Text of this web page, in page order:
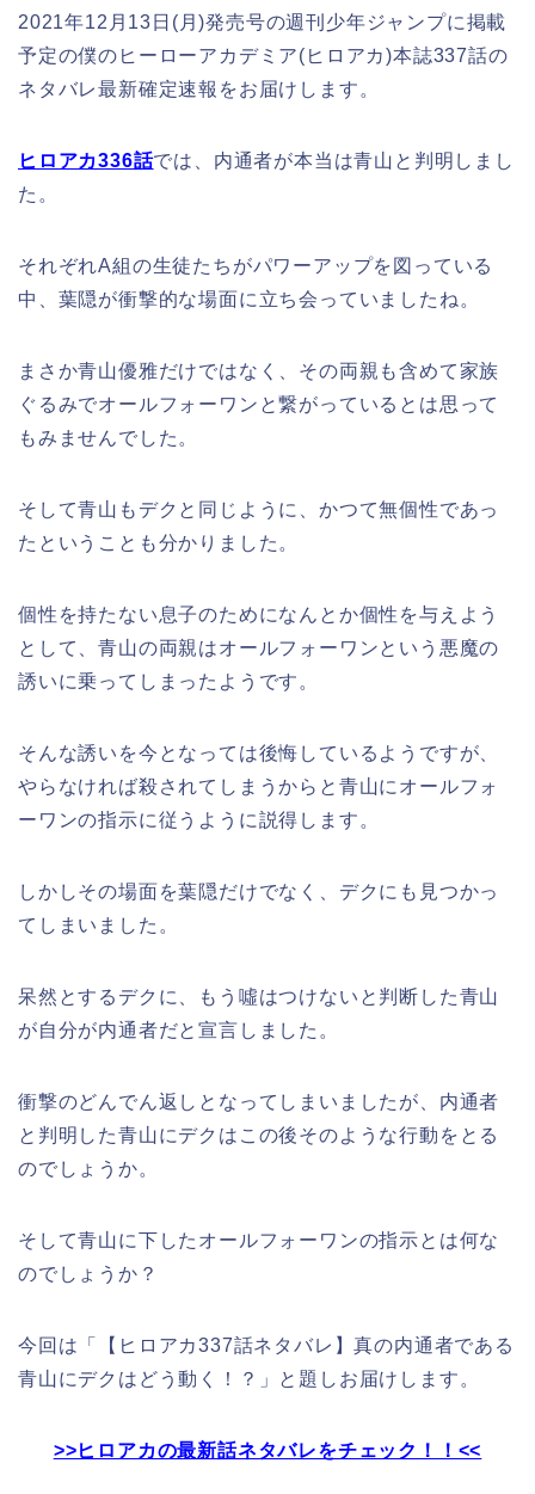
2021年12月13日(月)発売号の週刊少年ジャンプに掲載
予定の僕のヒーローアカデミア(ヒロアカ)本誌337話の
ネタバレ最新確定速報をお届けします。
ヒロアカ336話では、内通者が本当は青山と判明しまし
た。
それぞれA組の生徒たちがパワーアップを図っている
中、葉隠が衝撃的な場面に立ち会っていましたね。
まさか青山優雅だけではなく、その両親も含めて家族
ぐるみでオールフォーワンと繋がっているとは思って
もみませんでした。
そして青山もデクと同じように、かつて無個性であっ
たということも分かりました。
個性を持たない息子のためになんとか個性を与えよう
として、青山の両親はオールフォーワンという悪魔の
誘いに乗ってしまったようです。
そんな誘いを今となっては後悔しているようですが、
やらなければ殺されてしまうからと青山にオールフォ
ーワンの指示に従うように説得します。
しかしその場面を葉隠だけでなく、デクにも見つかっ
てしまいました。
呆然とするデクに、もう噓はつけないと判断した青山
が自分が内通者だと宣言しました。
衝撃のどんでん返しとなってしまいましたが、内通者
と判明した青山にデクはこの後そのような行動をとる
のでしょうか。
そして青山に下したオールフォーワンの指示とは何な
のでしょうか？
今回は「【ヒロアカ337話ネタバレ】真の内通者である
青山にデクはどう動く！？」と題しお届けします。
>>ヒロアカの最新話ネタバレをチェック！！<<